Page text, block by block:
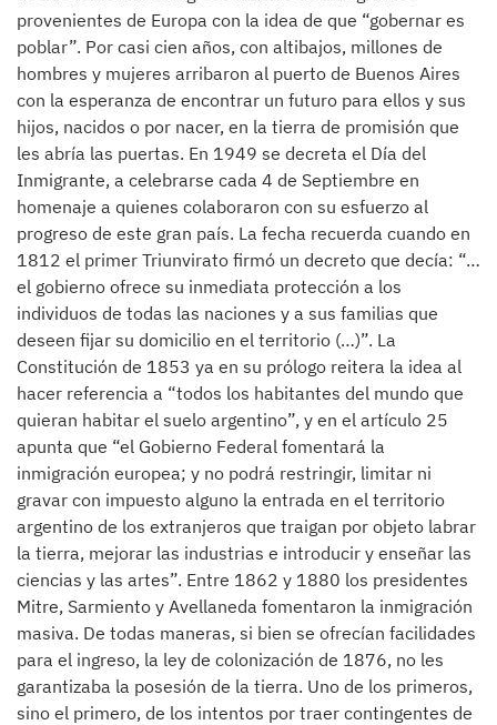
provenientes de Europa con la idea de que “gobernar es
poblar”. Por casi cien años, con altibajos, millones de
hombres y mujeres arribaron al puerto de Buenos Aires
con la esperanza de encontrar un futuro para ellos y sus
hijos, nacidos o por nacer, en la tierra de promisión que
les abría las puertas. En 1949 se decreta el Día del
Inmigrante, a celebrarse cada 4 de Septiembre en
homenaje a quienes colaboraron con su esfuerzo al
progreso de este gran país. La fecha recuerda cuando en
1812 el primer Triunvirato firmó un decreto que decía: “…
el gobierno ofrece su inmediata protección a los
individuos de todas las naciones y a sus familias que
deseen fijar su domicilio en el territorio (…)”. La
Constitución de 1853 ya en su prólogo reitera la idea al
hacer referencia a “todos los habitantes del mundo que
quieran habitar el suelo argentino”, y en el artículo 25
apunta que “el Gobierno Federal fomentará la
inmigración europea; y no podrá restringir, limitar ni
gravar con impuesto alguno la entrada en el territorio
argentino de los extranjeros que traigan por objeto labrar
la tierra, mejorar las industrias e introducir y enseñar las
ciencias y las artes”. Entre 1862 y 1880 los presidentes
Mitre, Sarmiento y Avellaneda fomentaron la inmigración
masiva. De todas maneras, si bien se ofrecían facilidades
para el ingreso, la ley de colonización de 1876, no les
garantizaba la posesión de la tierra. Uno de los primeros,
sino el primero, de los intentos por traer contingentes de